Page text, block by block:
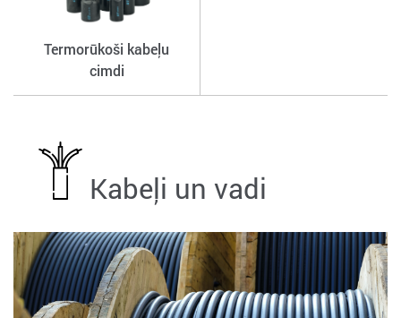
Termorūkoši kabeļu
cimdi
Kabeļi un vadi